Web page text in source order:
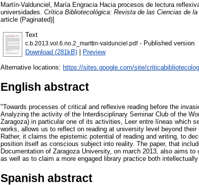
Martín-Valdunciel, María Engracia Hacia procesos de lectura
universidades. Crítica Bibliotecológica: Revista de las Ciencias de
article (Paginated)]
Text
c.b.2013.vol.6.no.2_marttin-valdunciel.pdf- Published version
Download (281kB) | Preview
Alternative locations: https://sites.google.com/site/
English abstract
"Towards processes of critical and reflexive reading before the
Analyzing the activity of the Interdisciplinary Seminar Club of the
Zaragoza) in particular one of its activities, Leer entre líneas which
works, allows us to reflect on reading at university level beyond
Rather, it claims the epistemic potential of reading and writing, to
position itself as conscious subject into reality. The paper, that
Documentation of Zaragoza University, on march 2013, also aims
as well as to claim a more engaged library practice both intellectually
Spanish abstract